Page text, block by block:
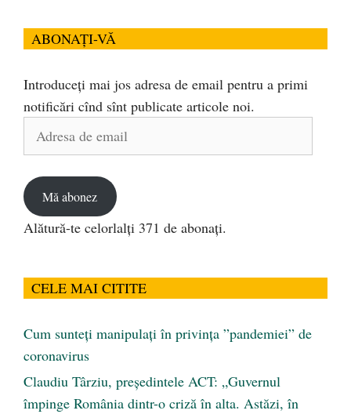
ABONAȚI-VĂ
Introduceți mai jos adresa de email pentru a primi
notificări cînd sînt publicate articole noi.
Adresa
Mă abonez
Alătură-te celorlalți 371 de abonați.
CELE MAI CITITE
Cum sunteți manipulați în privința ”pandemiei” de
coronavirus
Claudiu Târziu, președintele ACT: „Guvernul
împinge România dintr-o criză în alta. Astăzi, în